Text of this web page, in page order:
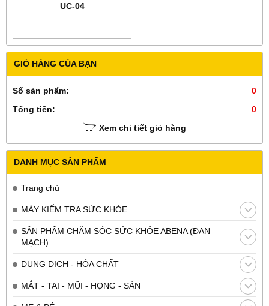
GIỎ HÀNG CỦA BẠN
Số sản phẩm:
0
Tổng tiền:
0
Xem chi tiết giỏ hàng
DANH MỤC SẢN PHẨM
Trang chủ
MÁY KIỂM TRA SỨC KHỎE
SẢN PHẨM CHĂM SÓC SỨC KHỎE ABENA (ĐAN
MẠCH)
DUNG DỊCH - HÓA CHẤT
MẮT - TAI - MŨI - HỌNG - SẢN
UC-04